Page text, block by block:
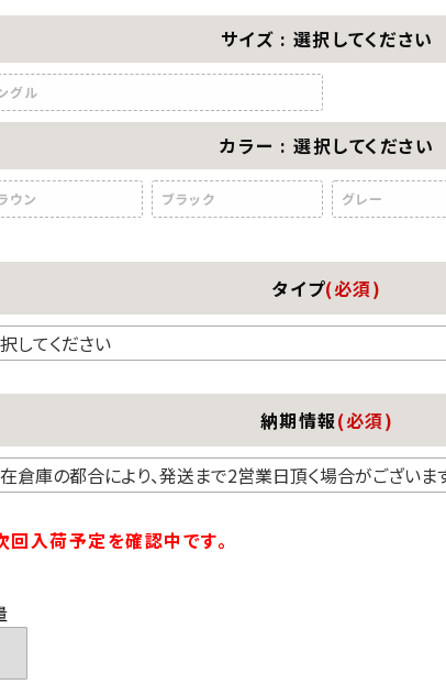
サイズ 選択してください
グル
カラー 選択してください
ウン ブラック グレー
タイプ(必須)
納期情報(必須)
入荷予定を確認中です。